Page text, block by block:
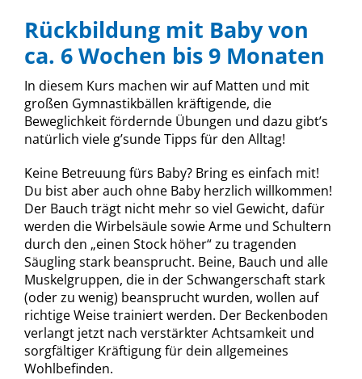
Rückbildung mit Baby von
ca. 6 Wochen bis 9 Monaten
In diesem Kurs machen wir auf Matten und mit
großen Gymnastikbällen kräftigende, die
Beweglichkeit fördernde Übungen und dazu gibt’s
natürlich viele g’sunde Tipps für den Alltag!
Keine Betreuung fürs Baby? Bring es einfach mit!
Du bist aber auch ohne Baby herzlich willkommen!
Der Bauch trägt nicht mehr so viel Gewicht, dafür
werden die Wirbelsäule sowie Arme und Schultern
durch den „einen Stock höher“ zu tragenden
Säugling stark beansprucht. Beine, Bauch und alle
Muskelgruppen, die in der Schwangerschaft stark
(oder zu wenig) beansprucht wurden, wollen auf
richtige Weise trainiert werden. Der Beckenboden
verlangt jetzt nach verstärkter Achtsamkeit und
sorgfältiger Kräftigung für dein allgemeines
Wohlbefinden.